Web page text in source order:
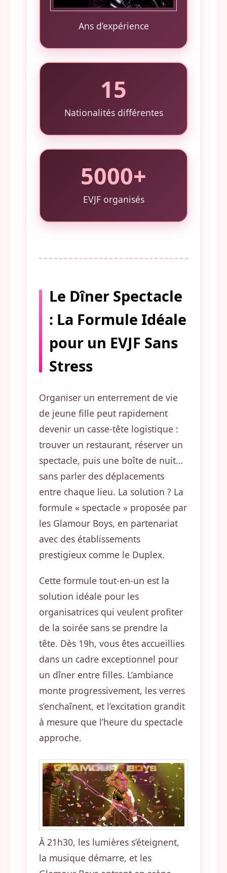
Ans d’expérience
15
Nationalités différentes
5000+
EVJF organisés
Le Dîner Spectacle
: La Formule Idéale
pour un EVJF Sans
Stress
Organiser un enterrement de vie
de jeune fille peut rapidement
devenir un casse-tête logistique :
trouver un restaurant, réserver un
spectacle, puis une boîte de nuit…
sans parler des déplacements
entre chaque lieu. La solution ? La
formule « spectacle » proposée par
les Glamour Boys, en partenariat
avec des établissements
prestigieux comme le Duplex.
Cette formule tout-en-un est la
solution idéale pour les
organisatrices qui veulent profiter
de la soirée sans se prendre la
tête. Dès 19h, vous êtes accueillies
dans un cadre exceptionnel pour
un dîner entre filles. L’ambiance
monte progressivement, les verres
s’enchaînent, et l’excitation grandit
à mesure que l’heure du spectacle
approche.
À 21h30, les lumières s’éteignent,
la musique démarre, et les